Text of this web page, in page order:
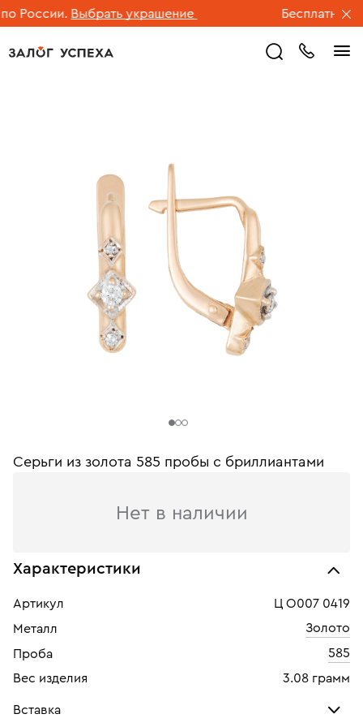
России. Выбрать украшение Бесплатная
Серьги из золота 585 пробы c бриллиантами
Нет в наличии
Характеристики
Артикул
Ц О007 0419
Металл
Золото
Проба
585
Вес изделия
3.08 грамм
Вставка